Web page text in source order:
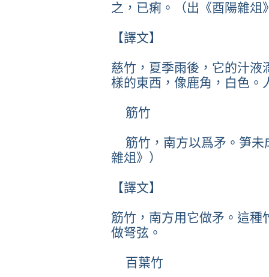
之，已痢。（出《酉陽雜俎
【譯文】
慈竹，夏季雨後，它的汁液
樣的東西，像鹿角，白色。
筋竹
筋竹，南方以爲矛。笋未
雜俎》）
【譯文】
筋竹，南方用它做矛。這種
做弩弦。
百葉竹